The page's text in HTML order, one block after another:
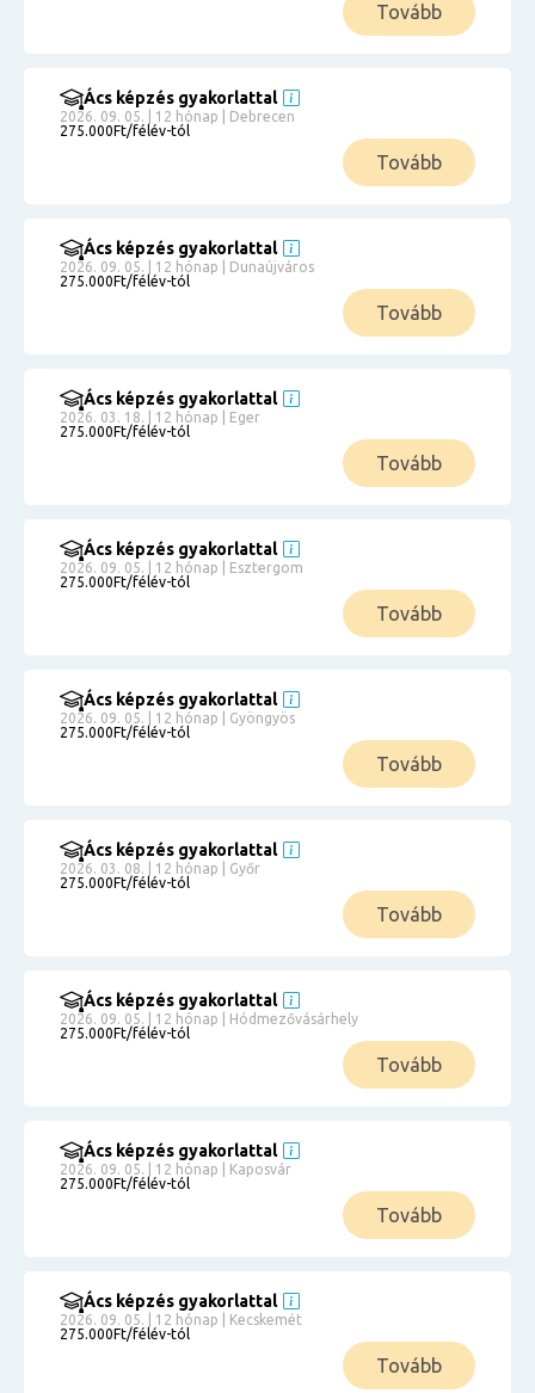
Tovább
Ács képzés gyakorlattal
2026. 09. 05. | 12 hónap | Debrecen
275.000Ft/félév-tól
Tovább
Ács képzés gyakorlattal
2026. 09. 05. | 12 hónap | Dunaújváros
275.000Ft/félév-tól
Tovább
Ács képzés gyakorlattal
2026. 03. 18. | 12 hónap | Eger
275.000Ft/félév-tól
Tovább
Ács képzés gyakorlattal
2026. 09. 05. | 12 hónap | Esztergom
275.000Ft/félév-tól
Tovább
Ács képzés gyakorlattal
2026. 09. 05. | 12 hónap | Gyöngyös
275.000Ft/félév-tól
Tovább
Ács képzés gyakorlattal
2026. 03. 08. | 12 hónap | Győr
275.000Ft/félév-tól
Tovább
Ács képzés gyakorlattal
2026. 09. 05. | 12 hónap | Hódmezővásárhely
275.000Ft/félév-tól
Tovább
Ács képzés gyakorlattal
2026. 09. 05. | 12 hónap | Kaposvár
275.000Ft/félév-tól
Tovább
Ács képzés gyakorlattal
2026. 09. 05. | 12 hónap | Kecskemét
275.000Ft/félév-tól
Tovább